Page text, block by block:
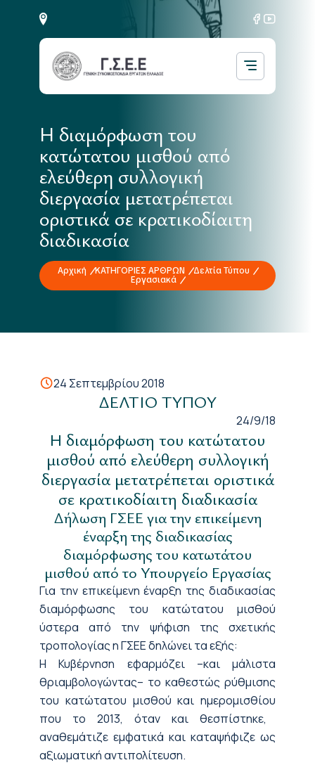
Η διαμόρφωση του
κατώτατου μισθού από
ελεύθερη συλλογική
διεργασία μετατρέπεται
οριστικά σε κρατικοδίαιτη
διαδικασία
Αρχική ΚΑΤΗΓΟΡΙΕΣ ΑΡΘΡΩΝ
Δελτία Τύπου
Εργασιακά
24 Σεπτεμβρίου 2018
ΔΕΛΤΙΟ ΤΥΠΟΥ
24/9/18
Η διαμόρφωση του κατώτατου
μισθού από ελεύθερη συλλογική
διεργασία μετατρέπεται οριστικά
σε κρατικοδίαιτη διαδικασία
Δήλωση ΓΣΕΕ για την επικείμενη
έναρξη της διαδικασίας
διαμόρφωσης του κατωτάτου
μισθού από το Υπουργείο Εργασίας
Για την επικείμενη έναρξη της διαδικασίας
διαμόρφωσης του κατώτατου μισθού
ύστερα από την ψήφιση της σχετικής
τροπολογίας η ΓΣΕΕ δηλώνει τα εξής:
Η Κυβέρνηση εφαρμόζει–και μάλιστα
θριαμβολογώντας– το καθεστώς ρύθμισης
του κατώτατου μισθού και ημερομισθίου
που το 2013, όταν και θεσπίστηκε,
αναθεμάτιζε εμφατικά και καταψήφιζε ως
αξιωματική αντιπολίτευση.